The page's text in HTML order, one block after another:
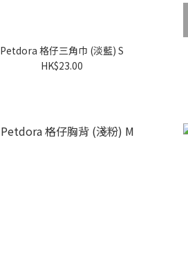
Petdora 格仔三角巾 (淡藍) S
HK$23.00